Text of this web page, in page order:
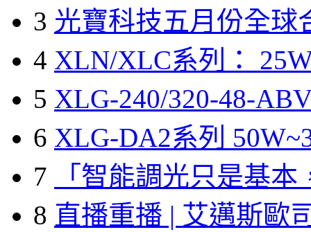
3 光寶科技五月份全球
4 XLN/XLC系列：
5 XLG-240/320-48-
6 XLG-DA2系列
7
「智能調光只是基本
8 直播重播 | 艾邁斯歐